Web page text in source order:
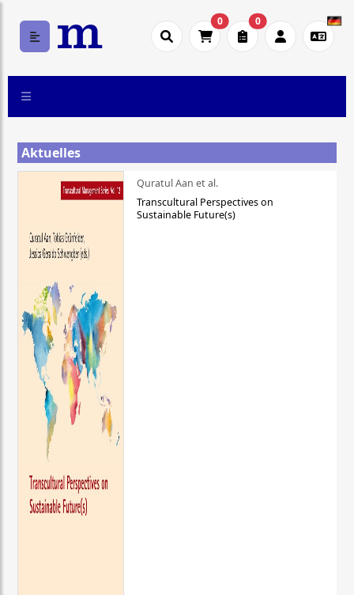
0 0
Aktuelles
Quratul Aan et al.
Transcultural Perspectives on
Sustainable Future(s)